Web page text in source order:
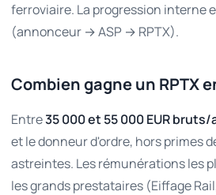
ferroviaire. La progression interne
(annonceur → ASP → RPTX).
Combien gagne un RPTX
Entre35 000 et 55 000 EUR bruts/
et le donneur d'ordre, hors primes
astreintes. Les rémunérations les
les grands prestataires (Eiffage